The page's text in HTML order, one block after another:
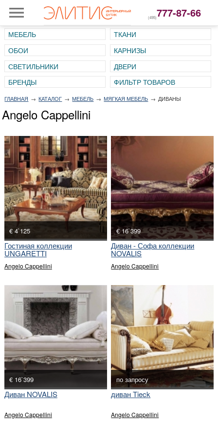
(495)777-87-66
МЕБЕЛЬ
ТКАНИ
ОБОИ
КАРНИЗЫ
СВЕТИЛЬНИКИ
ДВЕРИ
ГЛАВНАЯ → КАТАЛОГ → МЕБЕЛЬ → МЯГКАЯ МЕБЕЛЬ → ДИВАНЫ
Angelo Cappellini
€ 4`125
Гостиная коллекции
UNGARETTI
Angelo Cappellini
€ 16`399
Диван - Софа коллекции
NOVALIS
Angelo Cappellini
€ 16`399
Диван NOVALIS
Angelo Cappellini
по запросу
диван Tieck
Angelo Cappellini